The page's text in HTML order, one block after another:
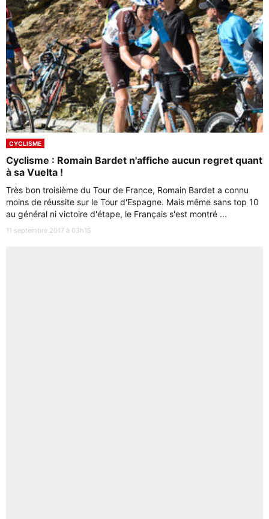
CYCLISME
Cyclisme : Romain Bardet n'affiche aucun regret quant
à sa Vuelta !
Très bon troisième du Tour de France, Romain Bardet a connu
moins de réussite sur le Tour d'Espagne. Mais même sans top 10
au général ni victoire d'étape, le Français s'est montré ...
11 septembre 2017 à 03h15